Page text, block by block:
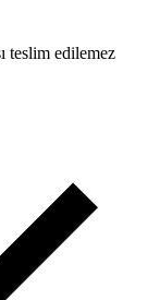
teslim edilemez